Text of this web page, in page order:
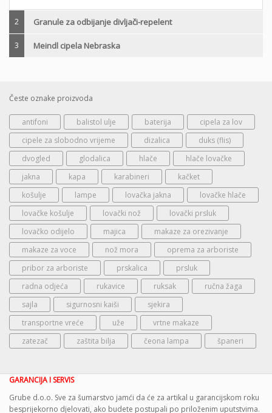
2 Granule za odbijanje divljači-repelent
3 Meindl cipela Nebraska
Česte oznake proizvoda
antifoni balistol ulje baterija
cipela za lov
cipele za slobodno vrijeme
dizalica
duks (flis)
dvogled
glodalica hlače
hlače lovačke
jakna
kapa karabineri
kačket
košulje
lampe lovačka jakna
lovačke hlače
lovačke košulje
lovački nož
lovački prsluk
lovačko odijelo
majica
makaze za orezivanje
makaze za voce
nož mora
oprema za arboriste
pribor za arboriste
prskalica
prsluk
radna odjeća
rukavice ruksak
ručna žaga
sajla
sigurnosni kaiši
sjekira
transportne vreće
uže
vrtne makaze
zatezač
zaštita bilja čeona lampa španeri
GARANCIJA I SERVIS
Grube d.o.o. Sve za šumarstvo jamći da će za artikal u garancijskom roku
besprijekorno djelovati, ako budete postupali po priloženim uputstvima.